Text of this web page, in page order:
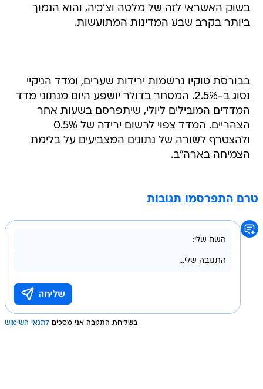
בשוק האשראי לזה של מלטה וצ'כיה, והוא הנמוך
ביותר בקרב שבע המדינות המתועשות.
בבורסת טוקיו נרשמות ירידות שערים, ומדד הניקיי
נסוג ב-2.5%. המסחר בדולר יושפע היום מנתוני מדד
המדדים המובילים ליולי, שיתפרסם בשעות אחר
הצהריים. המדד צפוי לרשום ירידה של 0.5%
ולהצטרף לשורה של נתונים המצביעים על בלימת
הצמיחה בארה"ב.
טרם התפרסמו תגובות
בשליחת התגובה אני מסכים לתנאי השימוש